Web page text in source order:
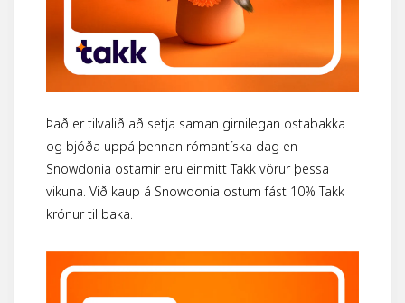
Það er tilvalið að setja saman girnilegan ostabakka
og bjóða uppá þennan rómantíska dag en
Snowdonia ostarnir eru einmitt Takk vörur þessa
vikuna. Við kaup á Snowdonia ostum fást 10% Takk
krónur til baka.